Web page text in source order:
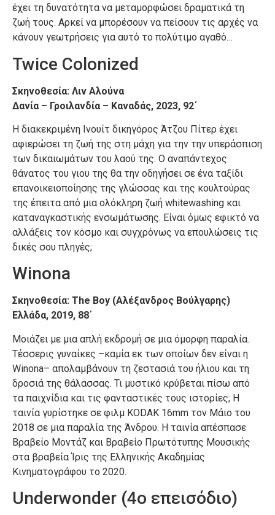
έχει τη δυνατότητα να μεταμορφώσει δραματικά τη
ζωή τους. Αρκεί να μπορέσουν να πείσουν τις αρχές να
κάνουν γεωτρήσεις για αυτό το πολύτιμο αγαθό…
Twice Colonized
Σκηνοθεσία: Λιν Αλούνα
Δανία – Γροιλανδία – Καναδάς, 2023, 92΄
Η διακεκριμένη Ινουίτ δικηγόρος Άτζου Πίτερ έχει
αφιερώσει τη ζωή της στη μάχη για την την υπεράσπιση
των δικαιωμάτων του λαού της. Ο αναπάντεχος
θάνατος του γιου της θα την οδηγήσει σε ένα ταξίδι
επανοικειοποίησης της γλώσσας και της κουλτούρας
της έπειτα από μια ολόκληρη ζωή whitewashing και
καταναγκαστικής ενσωμάτωσης. Είναι όμως εφικτό να
αλλάξεις τον κόσμο και συγχρόνως να επουλώσεις τις
δικές σου πληγές;
Winona
Σκηνοθεσία: The Boy (Αλέξανδρος Βούλγαρης)
Ελλάδα, 2019, 88΄
Μοιάζει με μια απλή εκδρομή σε μια όμορφη παραλία.
Τέσσερις γυναίκες –καμία εκ των οποίων δεν είναι η
Winona– απολαμβάνουν τη ζεστασιά του ήλιου και τη
δροσιά της θάλασσας. Τι μυστικό κρύβεται πίσω από
τα παιχνίδια και τις φανταστικές τους ιστορίες; Η
ταινία γυρίστηκε σε φιλμ KODAK 16mm τον Μάιο του
2018 σε μια παραλία της Άνδρου. Η ταινία απέσπασε
Βραβείο Μοντάζ και Βραβείο Πρωτότυπης Μουσικής
στα βραβεία Ίρις της Ελληνικής Ακαδημίας
Κινηματογράφου το 2020.
Underwonder (4o επεισόδιο)